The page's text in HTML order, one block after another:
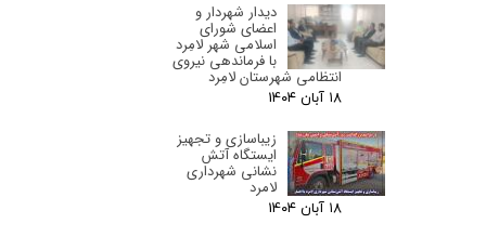
دیدار شهردار و
اعضای شورای
اسلامی شهر لامِرد
با فرماندهی نیروی
انتظامی شهرستان لامِرد
۱۸ آبان ۰۴
زیباسازی و تجهیز
ایستگاه آتش
نشانی شهرداری
لامرد
۱۸ آبان ۰۴